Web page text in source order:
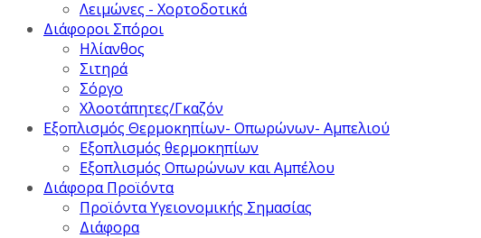
Λειμώνες - Χορτοδοτικά
Διάφοροι Σπόροι
Ηλίανθος
Σιτηρά
Σόργο
Χλοοτάπητες/Γκαζόν
Εξοπλισμός Θερμοκηπίων- Οπωρώνων- Αμπελιού
Εξοπλισμός θερμοκηπίων
Εξοπλισμός Οπωρώνων και Αμπέλου
Διάφορα Προϊόντα
Προϊόντα Υγειονομικής Σημασίας
Διάφορα